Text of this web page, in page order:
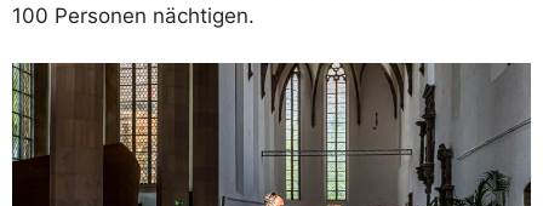
100 Personen nächtigen.